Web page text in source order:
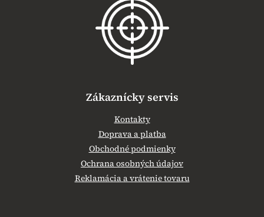
Zákaznícky servis
Kontakty
Doprava a platba
Obchodné podmienky
Ochrana osobných údajov
Reklamácia a vrátenie tovaru